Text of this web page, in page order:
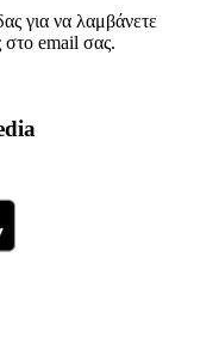
για να λαμβάνετε
στο email σας.